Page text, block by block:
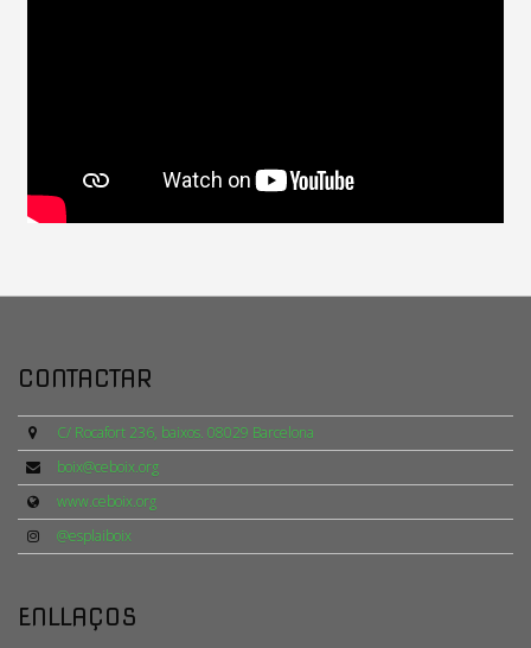
CONTACTAR
C/ Rocafort 236, baixos. 08029 Barcelona
boix@ceboix.org
www.ceboix.org
@esplaiboix
ENLLAÇOS